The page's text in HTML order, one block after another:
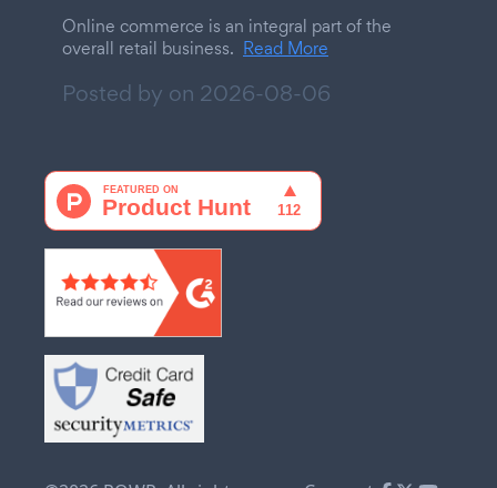
Online commerce is an integral part of the
overall retail business. Read More
Posted by on 2026-08-06